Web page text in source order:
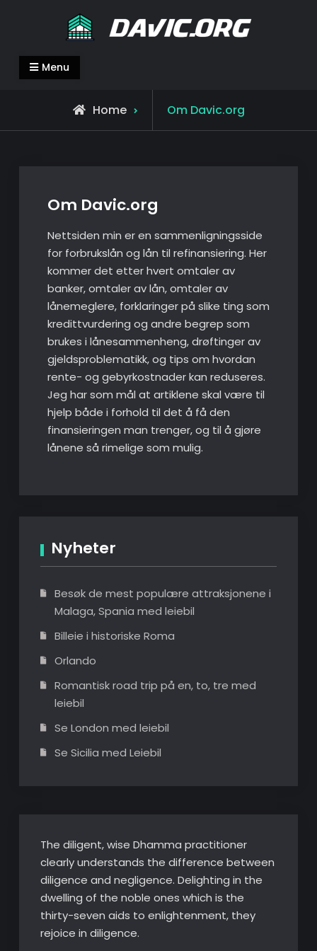
davic.org
davic.org
Menu
Home Om Davic.org
Om Davic.org
Nettsiden min er en sammenligningsside
for forbrukslån og lån til refinansiering. Her
kommer det etter hvert omtaler av
banker, omtaler av lån, omtaler av
lånemeglere, forklaringer på slike ting som
kredittvurdering og andre begrep som
brukes i lånesammenheng, drøftinger av
gjeldsproblematikk, og tips om hvordan
rente- og gebyrkostnader kan reduseres.
Jeg har som mål at artiklene skal være til
hjelp både i forhold til det å få den
finansieringen man trenger, og til å gjøre
lånene så rimelige som mulig.
Nyheter
Besøk de mest populære attraksjonene i
Malaga, Spania med leiebil
Billeie i historiske Roma
Orlando
Romantisk road trip på en, to, tre med
leiebil
Se London med leiebil
Se Sicilia med Leiebil
The diligent, wise Dhamma practitioner
clearly understands the difference between
diligence and negligence. Delighting in the
dwelling of the noble ones which is the
thirty-seven aids to enlightenment, they
rejoice in diligence.